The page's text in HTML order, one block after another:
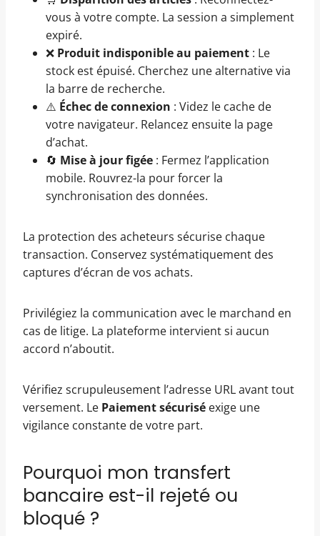
vous à votre compte. La session a simplement
expiré.
❌ Produit indisponible au paiement : Le
stock est épuisé. Cherchez une alternative via
la barre de recherche.
⚠️ Échec de connexion : Videz le cache de
votre navigateur. Relancez ensuite la page
d’achat.
🔄 Mise à jour figée : Fermez l’application
mobile. Rouvrez-la pour forcer la
synchronisation des données.
La protection des acheteurs sécurise chaque
transaction. Conservez systématiquement des
captures d’écran de vos achats.
Privilégiez la communication avec le marchand en
cas de litige. La plateforme intervient si aucun
accord n’aboutit.
Vérifiez scrupuleusement l’adresse URL avant tout
versement. Le Paiement sécurisé exige une
vigilance constante de votre part.
Pourquoi mon transfert
bancaire est-il rejeté ou
bloqué ?